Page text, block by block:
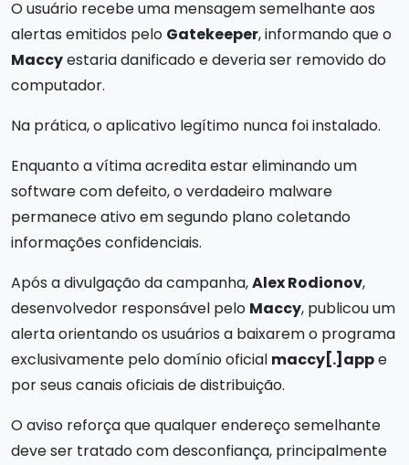
O usuário recebe uma mensagem semelhante aos
alertas emitidos pelo Gatekeeper, informando que o
Maccyestaria danificado e deveria ser removido do
computador.
Na prática, o aplicativo legítimo nunca foi instalado.
Enquanto a vítima acredita estar eliminando um
software com defeito, o verdadeiro malware
permanece ativo em segundo plano coletando
informações confidenciais.
Após a divulgação da campanha,Alex Rodionov,
desenvolvedor responsável pelo Maccy, publicou um
alerta orientando os usuários a baixarem o programa
exclusivamente pelo domínio oficial maccy[.]appe
por seus canais oficiais de distribuição.
O aviso reforça que qualquer endereço semelhante
deve ser tratado com desconfiança, principalmente